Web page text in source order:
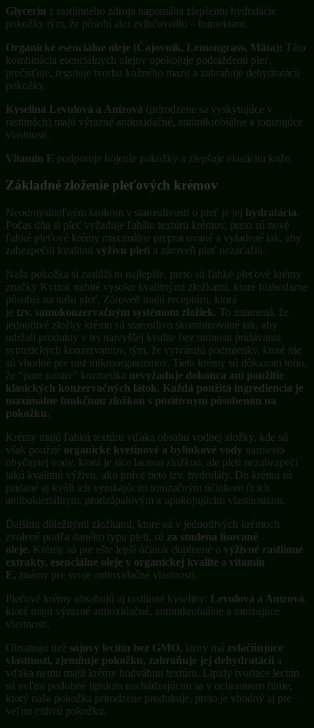
Glycerín z rastlinného zdroja napomáha zlepšeniu hydratácie
pokožky tým, že pôsobí ako zvlhčovadlo – humektant.
Organické esenciálne oleje (Čajovník, Lemongrass, Mäta): Táto
kombinácia esenciálnych olejov upokojuje podráždenú pleť,
prečisťuje, reguluje tvorbu kožného mazu a zabraňuje dehydratácii
pokožky.
Kyselina Levulová a Anízová (prirodzene sa vyskytujúce v
rastlinách) majú výrazné antioxidačné, antimikrobiálne a tonizujúce
vlastnosti.
Vitamín E podporuje hojenie pokožky a zlepšuje elasticitu kože.
Základné zloženie pleťových krémov
Neodmysliteľným krokom v starostlivosti o pleť je jej hydratácia.
Počas dňa si pleť vyžaduje ľahšiu textúru krémov, preto sú nové
ľahké pleťové krémy maximálne prepracované a vyladené tak, aby
zabezpečili kvalitnú výživu pleti a zároveň pleť nezaťažili.
Naša pokožka si zaslúži to najlepšie, preto sú ľahké pleťové krémy
značky Kvitok nabité vysoko kvalitnými zložkami, ktoré blahodarne
pôsobia na našu pleť. Zároveň majú receptúru, ktorá
je tzv. samokonzervačným systémom zložiek. To znamená, že
jednotlivé zložky krému sú starostlivo skombinované tak, aby
udržali produkty v tej najvyššej kvalite bez nutnosti pridávania
syntetických konzervantov, tým, že vytvárajú podmienky, ktoré nie
sú vhodné pre rast mikroorganizmov. Tieto krémy sú dôkazom toho,
že “pure nature” kozmetika nevyžaduje dokonca ani použitie
klasických konzervačných látok. Každá použitá ingrediencia je
maximálne funkčnou zložkou s pozitívnym pôsobením na
pokožku.
Krémy majú ľahkú textúru vďaka obsahu vodnej zložky, kde sú
však použité organické kvetinové a bylinkové vody namiesto
obyčajnej vody, ktorá je síce lacnou zložkou, ale pleti nezabezpečí
takú kvalitnú výživu, ako práve tieto tzv. hydroláty. Do krému sú
pridané aj kvôli ich vynikajúcim tonizačným účinkom či ich
antibakteriálnym, protizápalovým a upokojujúcim vlastnostiam.
Ďalšími dôležitými zložkami, ktoré sú v jednotlivých krémoch
zvolené podľa daného typu pleti, sú za studena lisované
oleje. Krémy sú pre ešte lepší účinok doplnené o výživné rastlinné
extrakty, esenciálne oleje v organickej kvalite a vitamín
E, známy pre svoje antioxidačné vlastnosti.
Pleťové krémy obsahujú aj rastlinné kyseliny: Levulová a Anízová,
ktoré majú výrazné antioxidačné, antimikrobiálne a tonizujúce
vlastnosti.
Obsahujú tiež sójový lecitín bez GMO, ktorý má zvláčňujúce
vlastnosti, zjemňuje pokožku, zabraňuje jej dehydratácii a
vďaka nemu majú krémy hodvábnu textúru. Lipidy tvoriace lecitín
sú veľmi podobné lipidom nachádzajúcim sa v ochrannom filme,
ktorý naša pokožka prirodzene produkuje, preto je vhodný aj pre
veľmi citlivú pokožku.